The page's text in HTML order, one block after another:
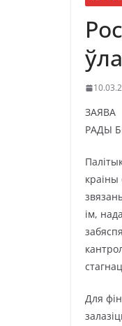
ЗАЯВА
РАДЫ
ім,
Для